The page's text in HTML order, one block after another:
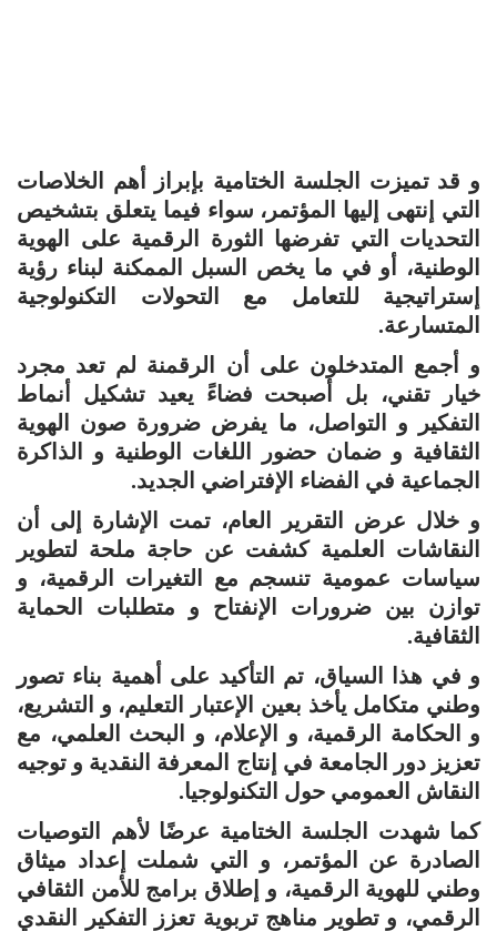
و قد تميزت الجلسة الختامية بإبراز أهم الخلاصات
التي إنتهى إليها المؤتمر، سواء فيما يتعلق بتشخيص
التحديات التي تفرضها الثورة الرقمية على الهوية
الوطنية، أو في ما يخص السبل الممكنة لبناء رؤية
إستراتيجية للتعامل مع التحولات التكنولوجية
المتسارعة.
و أجمع المتدخلون على أن الرقمنة لم تعد مجرد
خيار تقني، بل أصبحت فضاءً يعيد تشكيل أنماط
التفكير و التواصل، ما يفرض ضرورة صون الهوية
الثقافية و ضمان حضور اللغات الوطنية و الذاكرة
الجماعية في الفضاء الإفتراضي الجديد.
و خلال عرض التقرير العام، تمت الإشارة إلى أن
النقاشات العلمية كشفت عن حاجة ملحة لتطوير
سياسات عمومية تنسجم مع التغيرات الرقمية، و
توازن بين ضرورات الإنفتاح و متطلبات الحماية
الثقافية.
و في هذا السياق، تم التأكيد على أهمية بناء تصور
وطني متكامل يأخذ بعين الإعتبار التعليم، و التشريع،
و الحكامة الرقمية، و الإعلام، و البحث العلمي، مع
تعزيز دور الجامعة في إنتاج المعرفة النقدية و توجيه
النقاش العمومي حول التكنولوجيا.
كما شهدت الجلسة الختامية عرضًا لأهم التوصيات
الصادرة عن المؤتمر، و التي شملت إعداد ميثاق
وطني للهوية الرقمية، و إطلاق برامج للأمن الثقافي
الرقمي، و تطوير مناهج تربوية تعزز التفكير النقدي